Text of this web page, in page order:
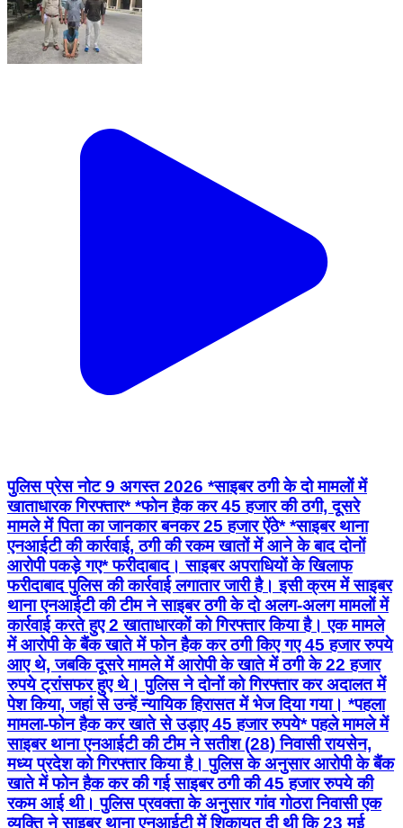
पुलिस प्रेस नोट 9 अगस्त 2026 *साइबर ठगी के दो मामलों में
खाताधारक गिरफ्तार* *फोन हैक कर 45 हजार की ठगी, दूसरे
मामले में पिता का जानकार बनकर 25 हजार ऐंठे* *साइबर थाना
एनआईटी की कार्रवाई, ठगी की रकम खातों में आने के बाद दोनों
आरोपी पकड़े गए* फरीदाबाद। साइबर अपराधियों के खिलाफ
फरीदाबाद पुलिस की कार्रवाई लगातार जारी है। इसी क्रम में साइबर
थाना एनआईटी की टीम ने साइबर ठगी के दो अलग-अलग मामलों में
कार्रवाई करते हुए 2 खाताधारकों को गिरफ्तार किया है। एक मामले
में आरोपी के बैंक खाते में फोन हैक कर ठगी किए गए 45 हजार रुपये
आए थे, जबकि दूसरे मामले में आरोपी के खाते में ठगी के 22 हजार
रुपये ट्रांसफर हुए थे। पुलिस ने दोनों को गिरफ्तार कर अदालत में
पेश किया, जहां से उन्हें न्यायिक हिरासत में भेज दिया गया। *पहला
मामला-फोन हैक कर खाते से उड़ाए 45 हजार रुपये* पहले मामले में
साइबर थाना एनआईटी की टीम ने सतीश (28) निवासी रायसेन,
मध्य प्रदेश को गिरफ्तार किया है। पुलिस के अनुसार आरोपी के बैंक
खाते में फोन हैक कर की गई साइबर ठगी की 45 हजार रुपये की
रकम आई थी। पुलिस प्रवक्ता के अनुसार गांव गोठरा निवासी एक
व्यक्ति ने साइबर थाना एनआईटी में शिकायत दी थी कि 23 मई